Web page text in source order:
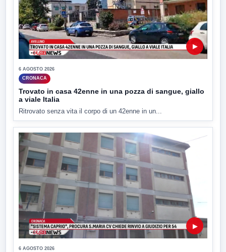
▶
6 AGOSTO 2026
CRONACA
Trovato in casa 42enne in una pozza di sangue, giallo
a viale Italia
Ritrovato senza vita il corpo di un 42enne in un...
▶
6 AGOSTO 2026